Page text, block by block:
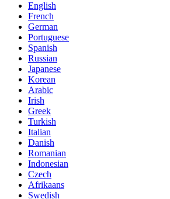
English
French
German
Portuguese
Spanish
Russian
Japanese
Korean
Arabic
Irish
Greek
Turkish
Italian
Danish
Romanian
Indonesian
Czech
Afrikaans
Swedish